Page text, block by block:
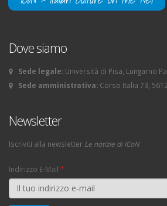
Dove siamo
Sede legale: Università di Pisa, Lungarno
Sede amministrativa: Corso Italia 73,
Newsletter
Iscriviti alla newsletter Le notizie di ICoN
Indirizzo E-Mail *